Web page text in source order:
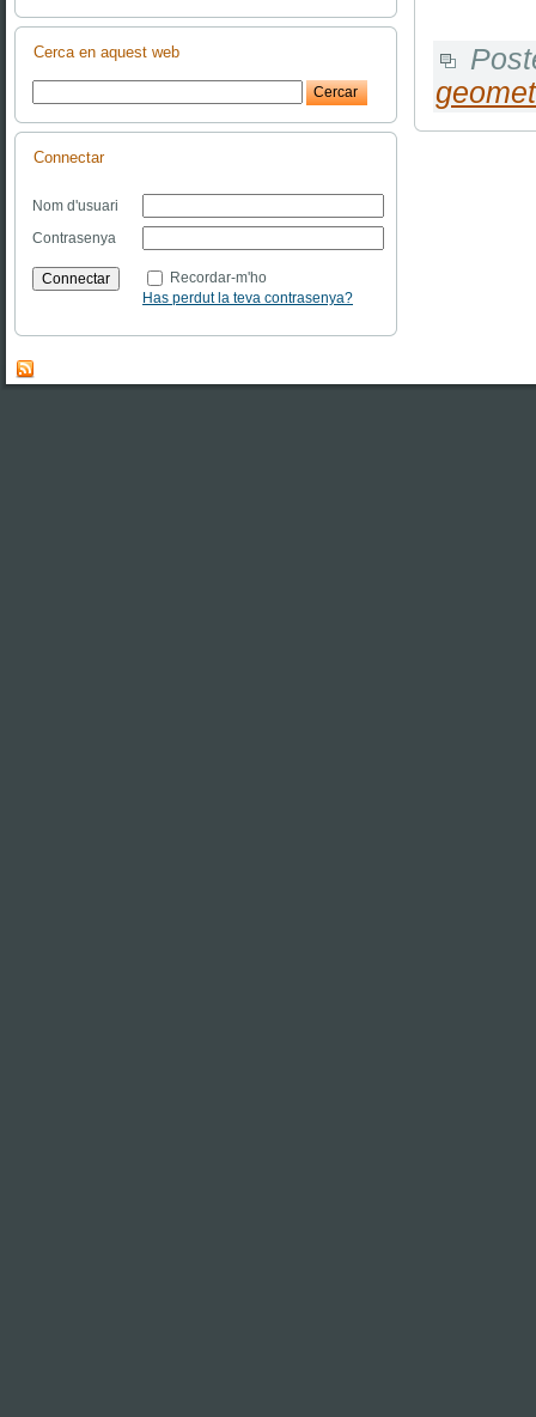
Cerca en aquest web
Connectar
Nom d'usuari
Contrasenya
Recordar-m'ho
Has perdut la teva contrasenya?